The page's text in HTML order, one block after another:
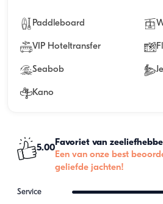
Paddleboard
VIP Hoteltransfer
Seabob
Kano
5.00
Favoriet van
Een van onze best
geliefde jachten!
Service